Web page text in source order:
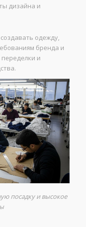
дизайна и
одежду,
бренда и
и
посадку и высокое